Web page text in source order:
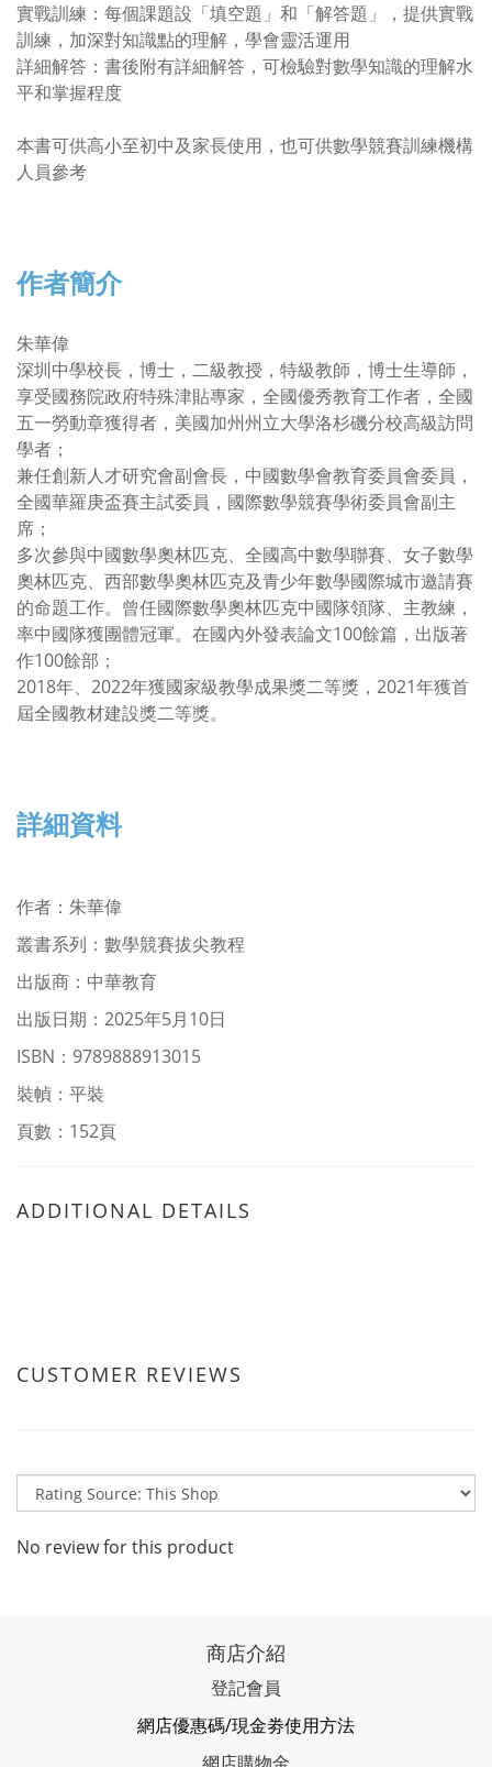
實戰訓練：每個課題設「填空題」和「解答題」，提供實戰
訓練，加深對知識點的理解，學會靈活運用
詳細解答：書後附有詳細解答，可檢驗對數學知識的理解水
平和掌握程度
本書可供高小至初中及家長使用，也可供數學競賽訓練機構
人員參考
作者簡介
朱華偉
深圳中學校長，博士，二級教授，特級教師，博士生導師，
享受國務院政府特殊津貼專家，全國優秀教育工作者，全國
五一勞動章獲得者，美國加州州立大學洛杉磯分校高級訪問
學者；
兼任創新人才研究會副會長，中國數學會教育委員會委員，
全國華羅庚盃賽主試委員，國際數學競賽學術委員會副主
席；
多次參與中國數學奧林匹克、全國高中數學聯賽、女子數學
奧林匹克、西部數學奧林匹克及青少年數學國際城市邀請賽
的命題工作。曾任國際數學奧林匹克中國隊領隊、主教練，
率中國隊獲團體冠軍。在國內外發表論文100餘篇，出版著
作100餘部；
2018年、2022年獲國家級教學成果獎二等獎，2021年獲首
屆全國教材建設獎二等獎。
詳細資料
作者 ： 朱華偉
叢書系列： 數學競賽拔尖教程
出版商：中華教育
出版日期：2025年5月10日
ISBN：9789888913015
裝幀：平裝
頁數：152頁
ADDITIONAL DETAILS
CUSTOMER REVIEWS
No review for this product
商店介紹
登記會員
網店優惠碼/現金劵使用方法